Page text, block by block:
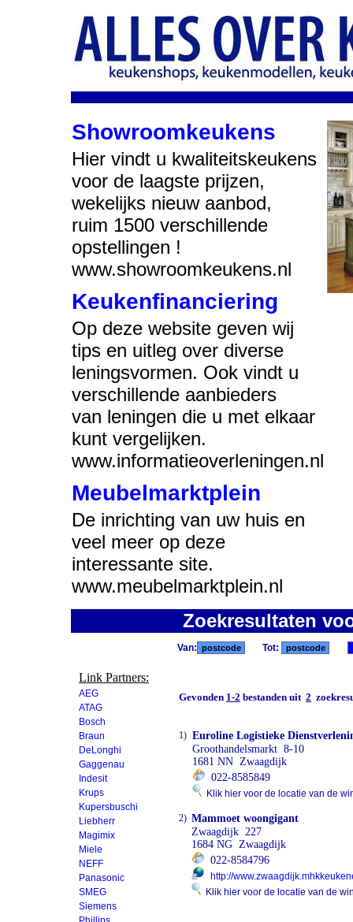
Showroomkeukens
Hier vindt u kwaliteitskeukens
voor de laagste prijzen,
wekelijks nieuw aanbod,
ruim 1500 verschillende
opstellingen !
www.showroomkeukens.nl
Keukenfinanciering
Op deze website geven wij
tips en uitleg over diverse
leningsvormen. Ook vindt u
verschillende aanbieders
van leningen die u met elkaar
kunt vergelijken.
www.informatieoverleningen.nl
Meubelmarktplein
De inrichting van uw huis en
veel meer op deze
interessante site.
www.meubelmarktplein.nl
Zoekresultaten
Link Partners:
AEG
ATAG
Bosch
Braun
DeLonghi
Gaggenau
Indesit
Krups
Kupersbuschi
Liebherr
Magimix
Miele
NEFF
Panasonic
SMEG
Siemens
Van: Tot:
Gevonden 1-2 bestanden uit 2
1) Euroline Logistieke
Groothandelsmarkt 8-10
1681 NN Zwaagdijk
022-8585849
Klik hier voor de locatie van de
2) Mammoet woongigant
Zwaagdijk 227
1684 NG Zwaagdijk
022-8584796
http://
Klik hier voor de locatie van de